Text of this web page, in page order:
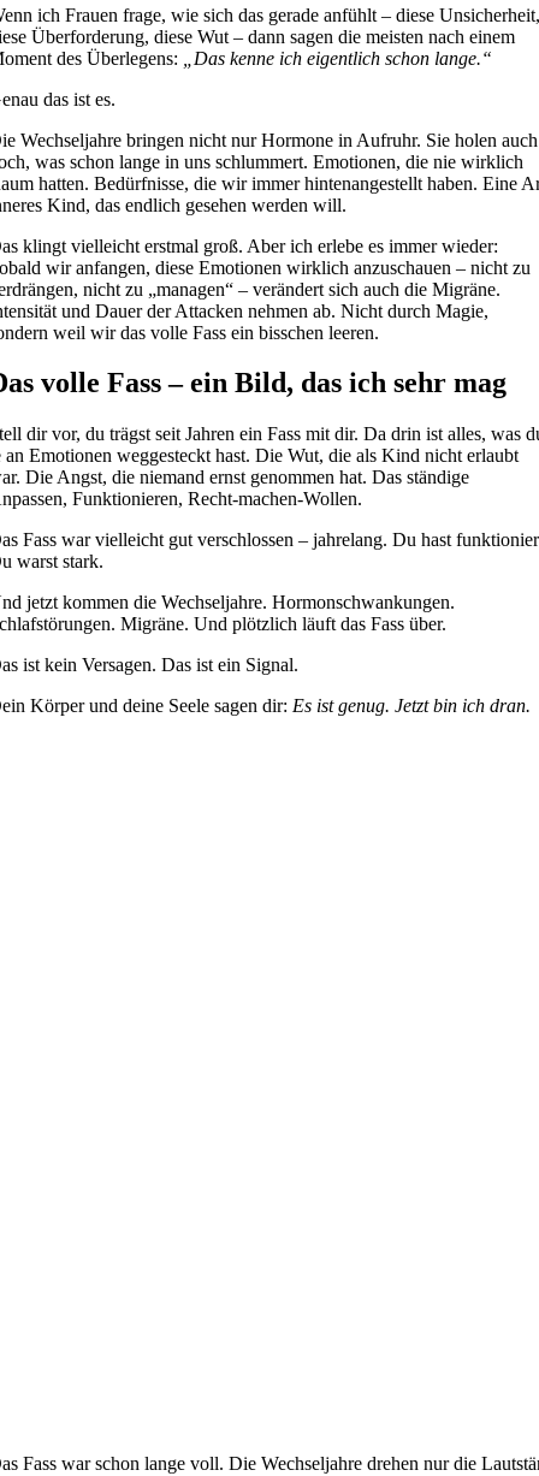
ich Frauen frage, wie sich das gerade anfühlt – diese
Überforderung, diese Wut – dann sagen die meisten nach einem
des Überlegens:
„Das kenne ich eigentlich schon lange.“
das ist es.
Wechseljahre bringen nicht nur Hormone in Aufruhr. Sie holen auch
was schon lange in uns schlummert. Emotionen, die nie wirklich
hatten. Bedürfnisse, die wir immer hintenangestellt haben. Eine
Kind, das endlich gesehen werden will.
klingt vielleicht erstmal groß. Aber ich erlebe es immer wieder:
wir anfangen, diese Emotionen wirklich anzuschauen – nicht zu
nicht zu „managen“ – verändert sich auch die Migräne.
und Dauer der Attacken nehmen ab. Nicht durch Magie,
weil wir das volle Fass ein bisschen leeren.
volle Fass – ein Bild, das ich sehr mag
dir vor, du trägst seit Jahren ein Fass mit dir. Da drin ist alles, was
an Emotionen weggesteckt hast. Die Wut, die als Kind nicht erlaubt
Die Angst, die niemand ernst genommen hat. Das ständige
Funktionieren, Recht-machen-Wollen.
Fass war vielleicht gut verschlossen – jahrelang. Du hast
warst stark.
jetzt kommen die Wechseljahre. Hormonschwankungen.
Migräne. Und plötzlich läuft das Fass über.
ist kein Versagen. Das ist ein Signal.
Körper und deine Seele sagen dir: Es ist genug. Jetzt bin ich dran.
Fass war schon lange voll. Die Wechseljahre drehen nur die